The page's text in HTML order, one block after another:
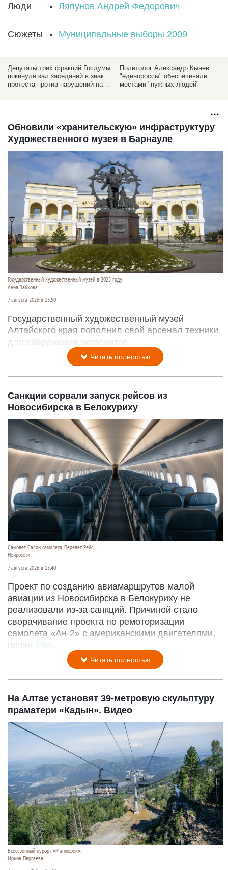
Люди Ляпунов Андрей Федорович
Сюжеты Муниципальные выборы 2009
Депутаты трех фракций Госдумы
покинули зал заседаний в знак
протеста против нарушений на
Политолог Александр Кынев:
"единороссы" обеспечивали
местами "нужных людей"
Обновили «хранительскую» инфраструктуру
Художественного музея в Барнауле
Государственный художественный музей в 2025 году.
Анна Зайкова
7 августа 2026 в 15:50
Государственный художественный музей
Алтайского края пополнил свой арсенал техники
для сбережения экспонатов.
Читать полностью
Санкции сорвали запуск рейсов из
Новосибирска в Белокуриху
Самолет. Салон самолета. Перелет. Рейс
Нейросети
7 августа 2026 в 15:40
Проект по созданию авиамаршрутов малой
авиации из Новосибирска в Белокуриху не
реализовали из-за санкций. Причиной стало
сворачивание проекта по ремоторизации
самолета «Ан-2» с американскими двигателями,
пишет РБК
Читать полностью
На Алтае установят 39-метровую скульптуру
праматери «Кадын». Видео
Всесезонный курорт «Манжерок».
Ирина Пергаева.